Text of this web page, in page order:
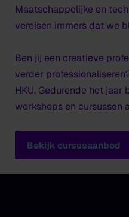
Maatschappelijke en
vereisen immers dat we
Ben jij een creatieve
verder
HKU. Gedurende het
workshops en cursussen
Bekijk cursusaanbod